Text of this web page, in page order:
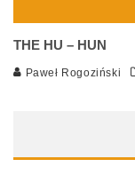
THE HU – HUN
Paweł Rogoziński